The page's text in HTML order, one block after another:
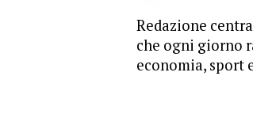
Redazione
che ogni giorno
economia, sport